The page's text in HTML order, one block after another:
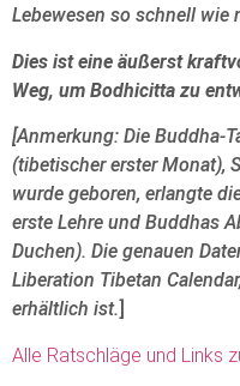
Lebewesen so schnell wie
Dies ist eine äußerst
Weg, um Bodhicitta zu
[Anmerkung: Die Buddha-
(tibetischer erster Monat),
wurde geboren, erlangte
erste Lehre und Buddhas
Duchen). Die genauen
Liberation Tibetan
erhältlich ist.
Alle Ratschläge und Links